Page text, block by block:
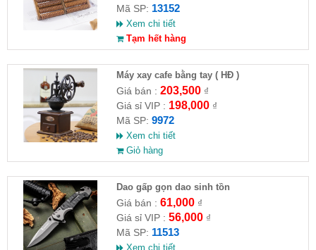
Mã SP: 13152
Xem chi tiết
Tạm hết hàng
Máy xay cafe bằng tay ( HĐ )
Giá bán : 203,500₫
Giá sỉ VIP : 198,000₫
Mã SP: 9972
Xem chi tiết
Giỏ hàng
Dao gấp gọn dao sinh tồn
Giá bán : 61,000₫
Giá sỉ VIP : 56,000₫
Mã SP: 11513
Xem chi tiết